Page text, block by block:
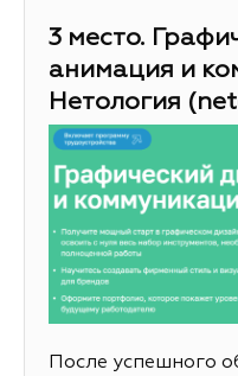
3 место.
анимация и
Нетология
После успешного